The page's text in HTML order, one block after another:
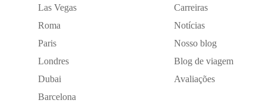
Las Vegas
Roma
Paris
Londres
Dubai
Barcelona
Carreiras
Notícias
Nosso blog
Blog de viagem
Avaliações